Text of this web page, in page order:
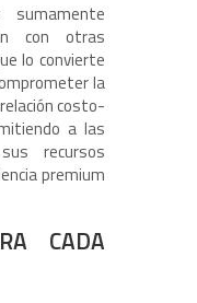
con otras
lo convierte
la
costo-
a las
recursos
premium
CADA